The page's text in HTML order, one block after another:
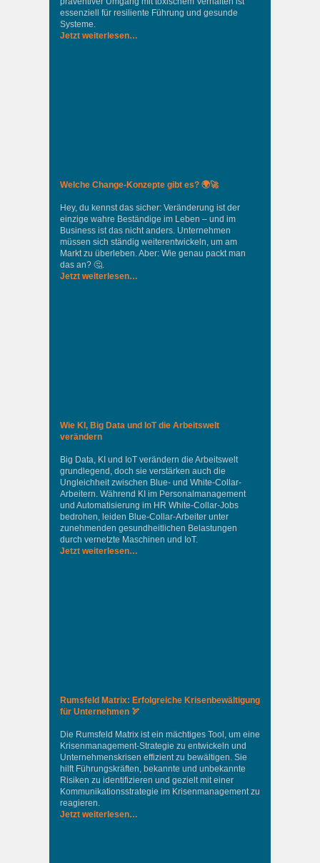
essenziell für resiliente Führung und gesunde
Systeme.
Jetzt weiterlesen…
Welche Change-Konzepte gibt es? 🌍🚀
Hey, du kennst das sicher: Veränderung ist der
einzige wahre Beständige im Leben – und im
Business ist das nicht anders. Unternehmen
müssen sich ständig weiterentwickeln, um am
Markt zu überleben. Aber: Wie genau packt man
das an? 🤔.
Jetzt weiterlesen…
Wie KI, Big Data und IoT die Arbeitswelt
verändern
Big Data, KI und IoT verändern die Arbeitswelt
grundlegend, doch sie verstärken auch die
Ungleichheit zwischen Blue- und White-Collar-
Arbeitern. Während KI im Personalmanagement
und Automatisierung im HR White-Collar-Jobs
bedrohen, leiden Blue-Collar-Arbeiter unter
zunehmenden gesundheitlichen Belastungen
durch vernetzte Maschinen und IoT.
Jetzt weiterlesen…
Rumsfeld Matrix: Erfolgreiche Krisenbewältigung
für Unternehmen 🏹
Die Rumsfeld Matrix ist ein mächtiges Tool, um eine
Krisenmanagement-Strategie zu entwickeln und
Unternehmenskrisen effizient zu bewältigen. Sie
hilft Führungskräften, bekannte und unbekannte
Risiken zu identifizieren und gezielt mit einer
Kommunikationsstrategie im Krisenmanagement zu
reagieren.
Jetzt weiterlesen…